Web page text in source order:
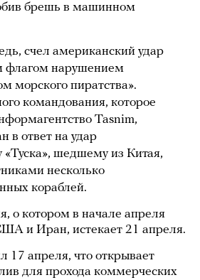
брешь в машинном
счел американский удар
флагом нарушением
морского пиратства».
командования, которое
Tasnim,
в ответ на удар
«Туска», шедшему из Китая,
несколько
кораблей.
о котором в начале апреля
и Иран, истекает 21 апреля.
17 апреля, что открывает
для прохода коммерческих